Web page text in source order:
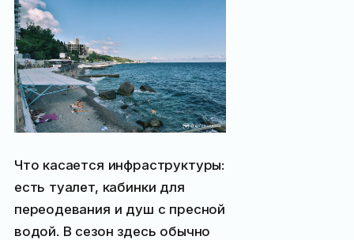
Что касается инфраструктуры:
есть туалет, кабинки для
переодевания и душ с пресной
водой. В сезон здесь обычно